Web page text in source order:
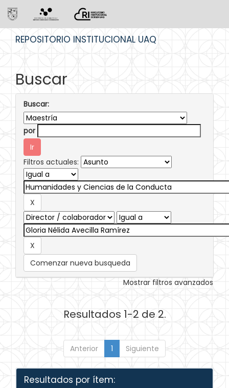
REPOSITORIO INSTITUCIONAL UAQ
Buscar
Buscar:
por
Filtros actuales:
Comenzar nueva busqueda
Mostrar filtros avanzados
Resultados 1-2 de 2.
Anterior 1 Siguiente
Resultados por ítem: